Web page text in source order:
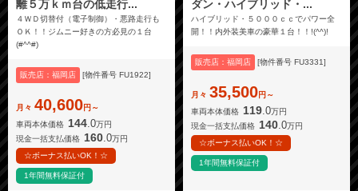
離５万ｋｍ台の低走行...
４ＷＤ切替付（電子制御）・悪路走行も
ＯＫ！！ジムニー好きの方必見の１台
(#^^#)
販売店：福岡店 [物件番号 FU1922]
月々 40,600円～
車両本体価格 144 .0万円
現金一括支払価格 160.0万円
☆ボーナス払いOK！☆
1年間無料保証付
ダン・ハイブリッド・...
ハイブリッド・５０００ｃｃでパワー全
開！！内外装美車の豪華１台！！!(^^)!
販売店：福岡店 [物件番号 FU3331]
月々 35,500円～
車両本体価格 119 .0万円
現金一括支払価格 140.0万円
☆ボーナス払いOK！☆
1年間無料保証付